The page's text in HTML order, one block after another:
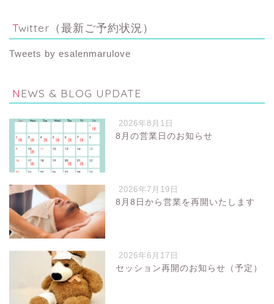
Twitter（最新ご予約状況）
Tweets by esalenmarulove
NEWS & BLOG UPDATE
2026年8月1日
8月の営業日のお知らせ
2026年7月19日
8月8日から営業を再開いたします
2026年6月17日
セッション再開のお知らせ（予定）